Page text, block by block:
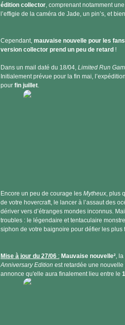
édition collector, comprenant notamment
l’effigie de la caméra de Jade, un pin’s, et
Cependant, mauvaise nouvelle pour les fans
version collector prend un peu de retard !
Dans un mail daté du 18/04, Limited Run
Initialement prévue pour la fin mai,
pour fin juillet.
Encore un peu de courage les Mytheux, plus
de votre hovercraft, le lancer à l’assaut des
dériver vers d’étranges mondes inconnus.
troubles : le légendaire et tentaculaire
siphon de votre baignoire pour défier les plus
Mise à jour du 27/06: Mauvaise nouvelle², la
Anniversary Edition est retardée une
annonce qu'elle aura finalement lieu entre le